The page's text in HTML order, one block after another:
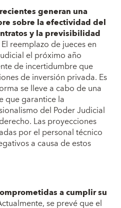
generan una
sobre la efectividad del
y la previsibilidad
El reemplazo de jueces en
el próximo año
de incertidumbre que
de inversión privada. Es
se lleve a cabo de una
que garantice la
del Poder Judicial
Las proyecciones
por el personal técnico
a causa de estos
a cumplir su
se prevé que el